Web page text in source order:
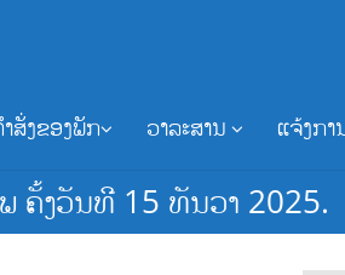
ສັ່ງຂອງພັກ ວາລະສານ ແຈ້ງກາ
ຄັ້ງວັນທີ 15 ທັນວາ 2025.